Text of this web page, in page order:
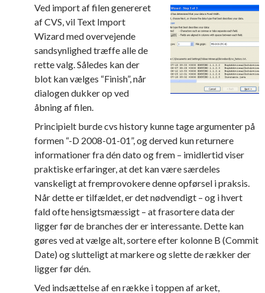
Ved import af filen genereret
af CVS, vil Text Import
Wizard med overvejende
sandsynlighed træffe alle de
rette valg. Således kan der
blot kan vælges “Finish”, når
dialogen dukker op ved
åbning af filen.
Principielt burde cvs history kunne tage argumenter på
formen “-D 2008-01-01”, og derved kun returnere
informationer fra dén dato og frem – imidlertid viser
praktiske erfaringer, at det kan være særdeles
vanskeligt at fremprovokere denne opførsel i praksis.
Når dette er tilfældet, er det nødvendigt – og i hvert
fald ofte hensigtsmæssigt – at frasortere data der
ligger før de branches der er interessante. Dette kan
gøres ved at vælge alt, sortere efter kolonne B (Commit
Date) og slutteligt at markere og slette de rækker der
ligger før dén.
Ved indsættelse af en række i toppen af arket,